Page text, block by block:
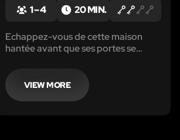
1 – 4 20 MIN.
Echappez-vous de cette maison
hantée avant que ses portes se
VIEW MORE